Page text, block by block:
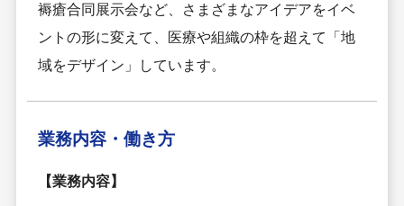
褥瘡合同展示会など、さまざまなアイデアをイベ
ントの形に変えて、医療や組織の枠を超えて「地
域をデザイン」しています。
業務内容・ 働き方
【業務内容】